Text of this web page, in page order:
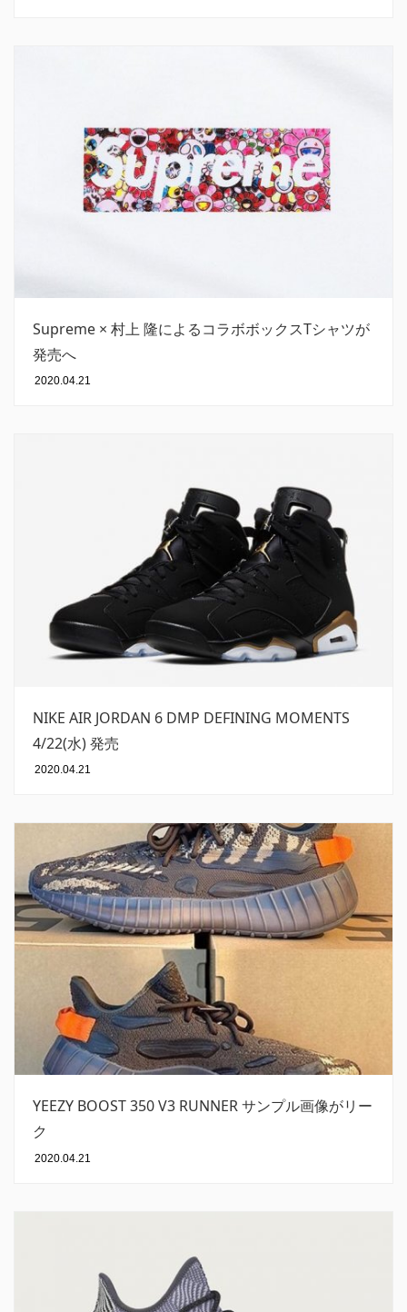
Supreme × 村上 隆によるコラボボックスTシャツが
発売へ
2020.04.21
NIKE AIR JORDAN 6 DMP DEFINING MOMENTS
4/22(水) 発売
2020.04.21
YEEZY BOOST 350 V3 RUNNER サンプル画像がリー
ク
2020.04.21